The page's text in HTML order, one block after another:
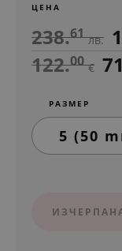
ЦЕНА
238.61 лв.
122.00 €
РАЗМЕР